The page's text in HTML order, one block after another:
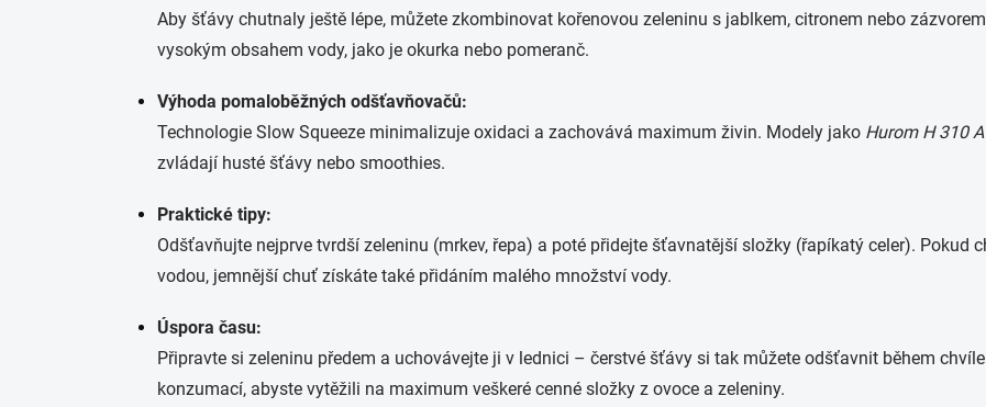
Aby šťávy chutnaly ještě lépe, můžete zkombinovat kořenovou zeleninu s jablkem, citronem nebo
vysokým obsahem vody, jako je okurka nebo pomeranč.
Výhoda pomaloběžných odšťavňovačů:
Technologie Slow Squeeze minimalizuje oxidaci a zachovává maximum živin. Modely jako Hurom H 310 A
zvládají husté šťávy nebo smoothies.
Praktické tipy:
Odšťavňujte nejprve tvrdší zeleninu (mrkev, řepa) a poté přidejte šťavnatější složky (řapíkatý celer). Pokud
vodou, jemnější chuť získáte také přidáním malého množství vody.
Úspora času:
Připravte si zeleninu předem a uchovávejte ji v lednici – čerstvé šťávy si tak můžete odšťavnit během
konzumací, abyste vytěžili na maximum veškeré cenné složky z ovoce a zeleniny.